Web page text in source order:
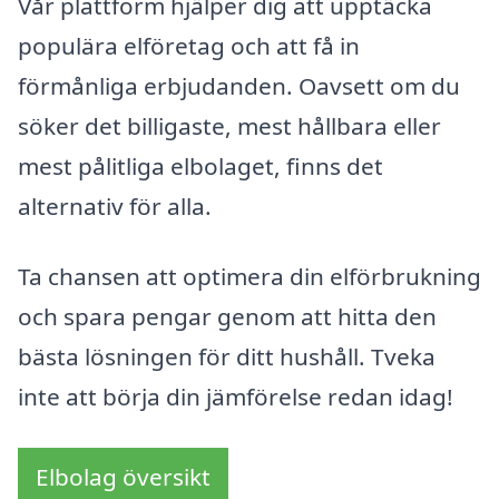
populära elföretag och att få in
förmånliga erbjudanden. Oavsett om du
söker det billigaste, mest hållbara eller
mest pålitliga elbolaget, finns det
alternativ för alla.
Ta chansen att optimera din elförbrukning
och spara pengar genom att hitta den
bästa lösningen för ditt hushåll. Tveka
inte att börja din jämförelse redan idag!
Elbolag översikt